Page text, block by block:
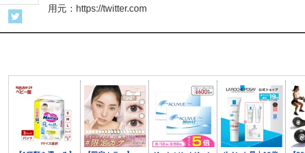
用元：https://twitter.com